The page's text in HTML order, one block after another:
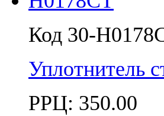
Код 30-
Уплотнитель
РРЦ: 350.00